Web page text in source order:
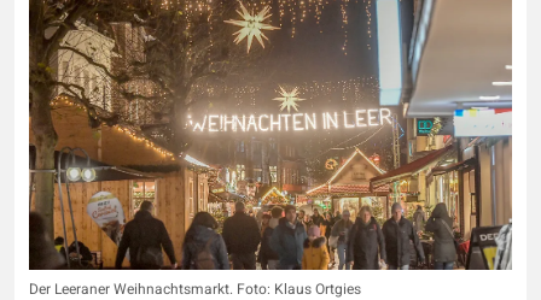
Der Leeraner Weihnachtsmarkt. Foto: Klaus Ortgies